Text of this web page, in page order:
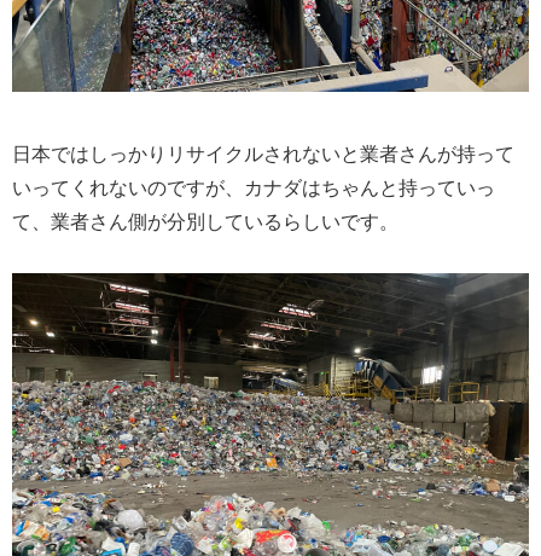
日本ではしっかりリサイクルされないと業者さんが持って
いってくれないのですが、カナダはちゃんと持っていっ
て、業者さん側が分別しているらしいです。